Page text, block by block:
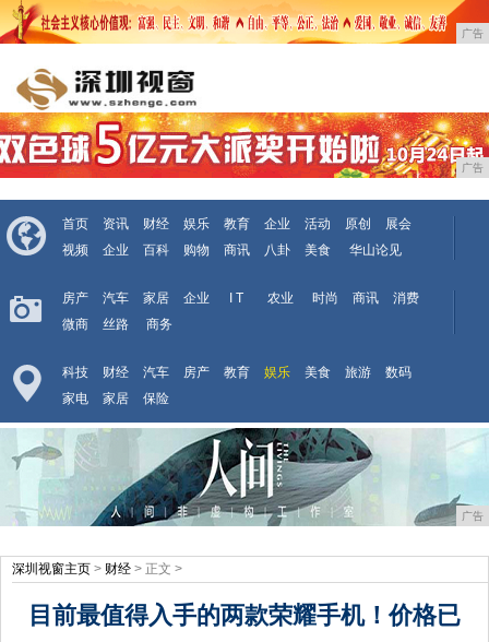
广告
广告
首页 资讯 财经 娱乐 教育 企业 活动 原创
展会
视频
企业 百科 购物 商讯 八卦 美食 华山论见
房产 汽车 家居 企业 I T 农业 时尚 商讯
消费
微商
丝路 商务
科技 财经 汽车 房产 教育 娱乐 美食 旅游
数码
家电
家居 保险
广告
深圳视窗主页 > 财经 > 正文 >
目前最值得入手的两款荣耀手机！价格已